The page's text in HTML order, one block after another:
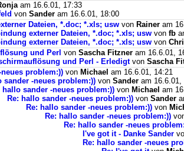
am 16.6.01, 17:33
von Sander am 16.6.01, 18:00
Dateien, *.doc; *.xls; usw von Rainer am
externer Dateien, *.doc; *.xls; usw von fb
externer Dateien, *.doc; *.xls; usw von
und Perl von Sascha Fitzner am 16.6.01,
und Perl - Erledigtvon Sascha
problem:)) von Michael am 16.6.01, 14:21
sander -neues problem:)) von Sander am 16.6.01,
hallo sander -neues problem:)) von Michael am
Re: hallo sander -neues problem:)) von Sander
Re: hallo sander -neues problem:)) von
Re: hallo sander -neues problem:))
Re: hallo sander -neues
I've got it - Danke Sander
Re: hallo sander -neues